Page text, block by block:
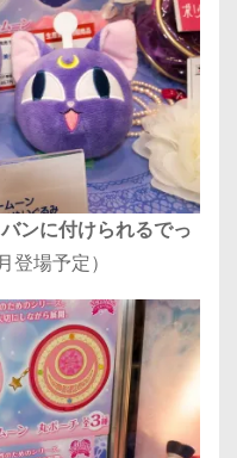
ンに付けられるでっ
登場予定）